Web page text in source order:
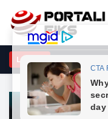
LAJME
Të dielën nuk ka